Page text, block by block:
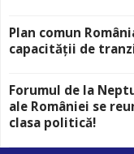
Plan comun
capacității de
Forumul de la
ale României se
clasa politică!